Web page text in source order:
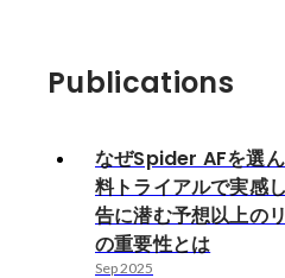
Publications
なぜSpider AFを選
料トライアルで実感
告に潜む予想以上の
の重要性とは
Sep 2025